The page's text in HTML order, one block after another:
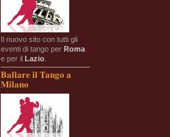
Il nuovo sito con tutti gli
eventi di tango per Roma
e per il Lazio
Ballare il Tango a
Milano